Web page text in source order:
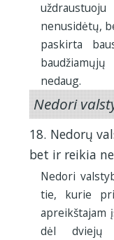
nenusidėtų,
paskirta
nedaug.
Nedori
18. Nedorų
bet ir reikia
Nedori
tie, kurie
apreikštajam
dėl dviejų